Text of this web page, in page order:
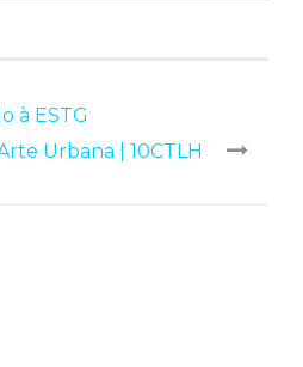
à ESTG
Urbana | 10CTLH